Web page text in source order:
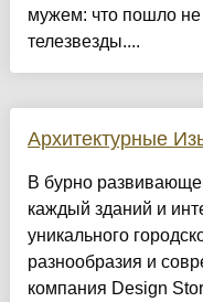
мужем: что пошло не
телезвезды....
Архитектурные
​В бурно
каждый зданий и
уникального
разнообразия и
компания Design